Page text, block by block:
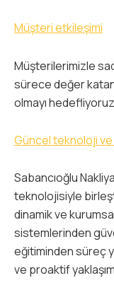
Müşteri etkileşimi
Müşterilerimizle
sürece değer
olmayı
Güncel teknoloji
Sabancıoğlu
teknolojisiyle
dinamik ve
sistemlerinden
eğitiminden süreç
ve proaktif